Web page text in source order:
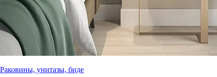
Раковины, унитазы, биде